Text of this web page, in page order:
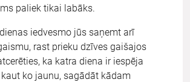
paliek tikai labāks.
iedvesmo jūs saņemt arī
rast prieku dzīves gaišajos
ka katra diena ir iespēja
ko jaunu, sagādāt kādam